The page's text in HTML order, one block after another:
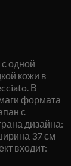
одной
кожи в
В
формата
с
дизайна:
37 см
входит: